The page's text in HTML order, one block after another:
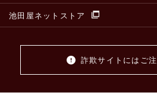
池田屋ネットストア
詐欺サイトにはご